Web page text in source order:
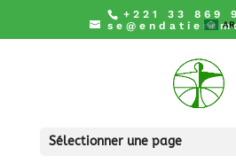
+221 33 869
Sélectionner une page
AR